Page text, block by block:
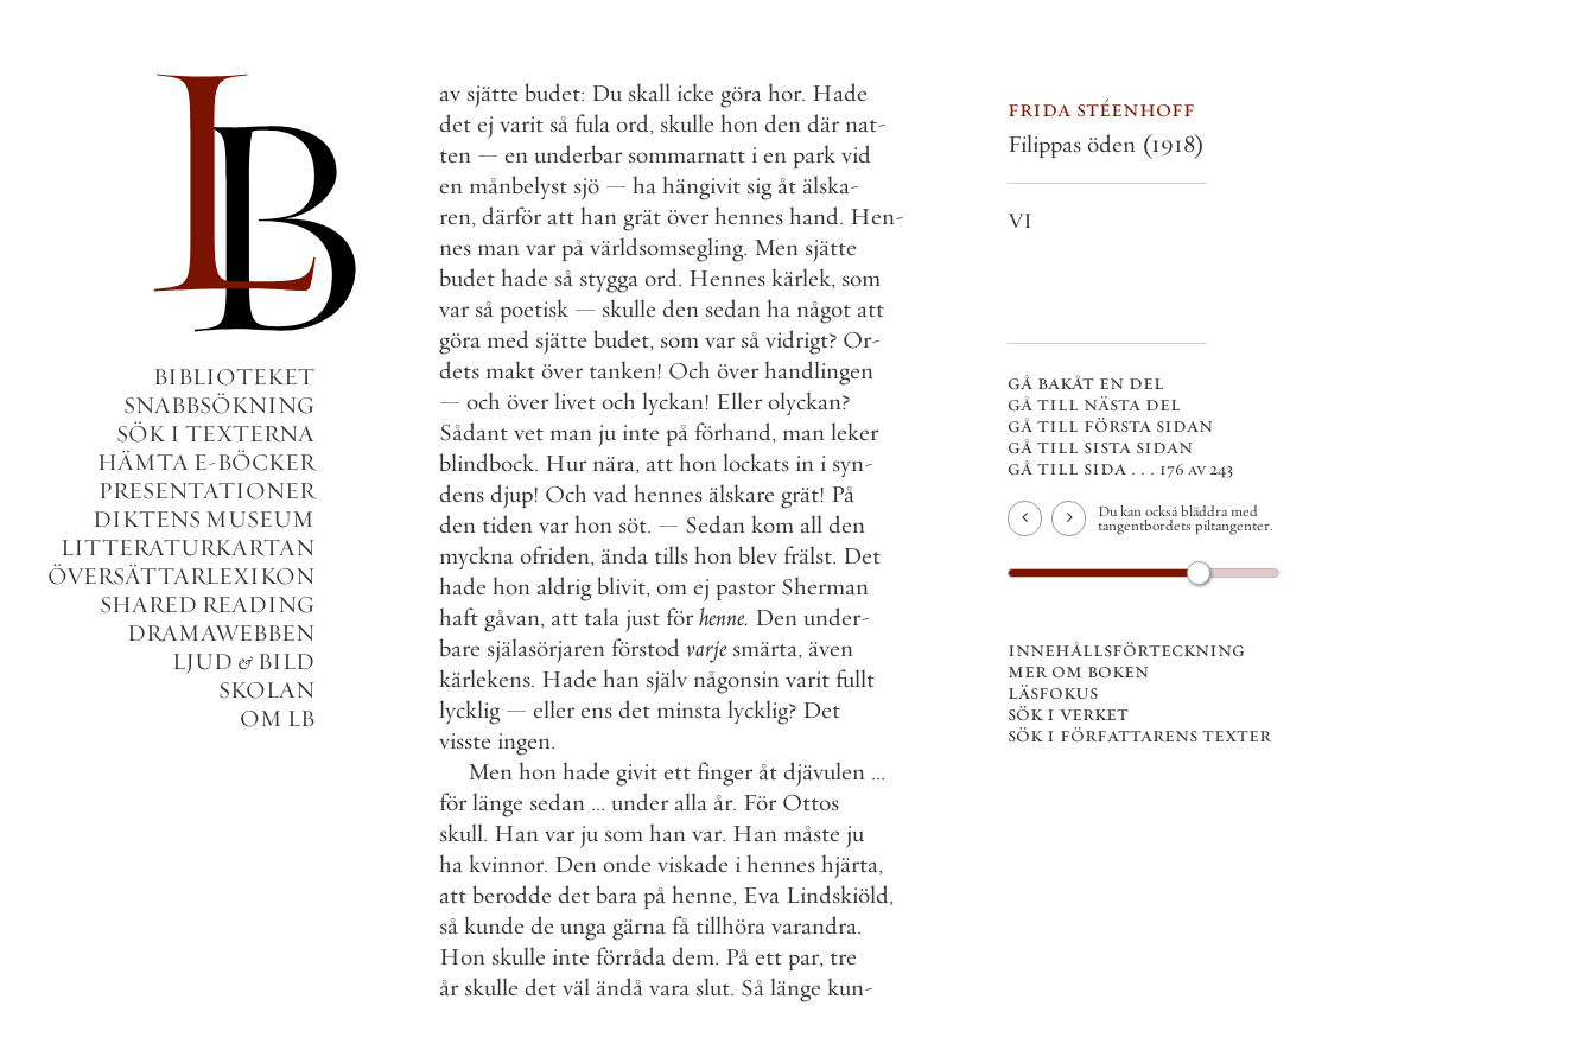
BIBLIOTEKET
SNABBSÖKNING
SÖK I TEXTERNA
HÄMTA E-BÖCKER
PRESENTATIONER
DIKTENS MUSEUM
LITTERATURKARTAN
ÖVERSÄTTARLEXIKON
SHARED READING
DRAMAWEBBEN
LJUD & BILD
SKOLAN
OM LB
av sjätte budet: Du skall icke göra hor. Hade
det ej varit så fula ord, skulle hon den där nat-
ten — en underbar sommarnatt i en park vid
en månbelyst sjö — ha hängivit sig åt älska-
ren, därför att han grät över hennes hand. Hen-
nes man var på världsomsegling. Men sjätte
budet hade så stygga ord. Hennes kärlek, som
var så poetisk — skulle den sedan ha något att
göra med sjätte budet, som var så vidrigt? Or-
dets makt över tanken! Och över handlingen
— och över livet och lyckan! Eller olyckan?
Sådant vet man ju inte på förhand, man leker
blindbock. Hur nära, att hon lockats in i syn-
dens djup! Och vad hennes älskare grät! På
den tiden var hon söt. — Sedan kom all den
myckna ofriden, ända tills hon blev frälst. Det
hade hon aldrig blivit, om ej pastor Sherman
haft gåvan, att tala just för henne. Den under-
bare själasörjaren förstod varje smärta, även
kärlekens. Hade han själv någonsin varit fullt
lycklig — eller ens det minsta lycklig? Det
visste ingen.
Men hon hade givit ett finger åt djävulen ...
för länge sedan ... under alla år. För Ottos
skull. Han var ju som han var. Han måste ju
ha kvinnor. Den onde viskade i hennes hjärta,
att berodde det bara på henne, Eva Lindskiöld,
så kunde de unga gärna få tillhöra varandra.
Hon skulle inte förråda dem. På ett par, tre
år skulle det väl ändå vara slut. Så länge kun-
frida stéenhoff
Filippas öden (1918)
VI
gå bakåt en del
gå till nästa del
gå till första sidan
gå till sista sidan
gå till sida . . . 176 av 243
Du kan också bläddra med
tangentbordets piltangenter.
innehållsförteckning
mer om boken
läsfokus
sök i verket
sök i författarens texter